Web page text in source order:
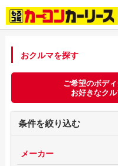
おクルマを探す
ご希望のボデ
お好きなク
条件を絞り込む
メーカー